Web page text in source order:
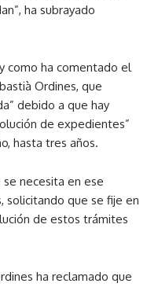
ha subrayado
como ha comentado el
Ordines, que
debido a que hay
de expedientes”
hasta tres años.
se necesita en ese
solicitando que se fije en
de estos trámites
ha reclamado que